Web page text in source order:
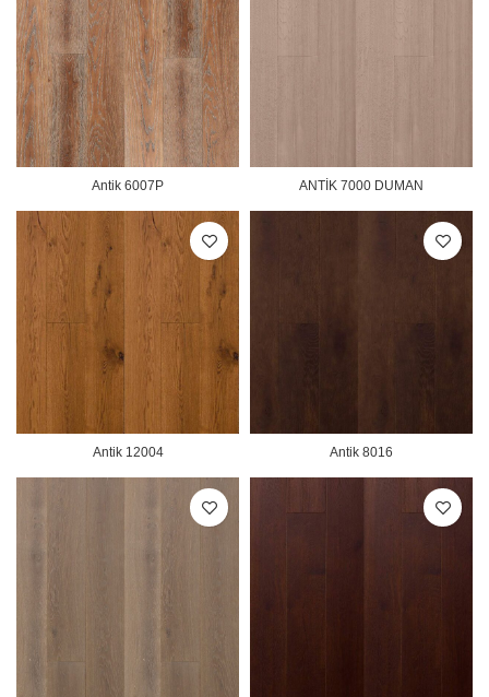
Antik 6007P ANTİK 7000 DUMAN
Antik 12004 Antik 8016